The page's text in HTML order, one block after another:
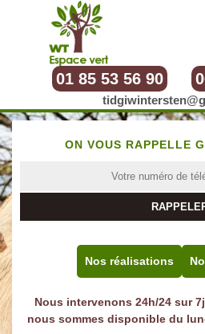
01 85 53 56 90
ON VOUS RAPPELLE
Nos réalisations
Nous intervenons 24h/24 sur
nous sommes disponible du